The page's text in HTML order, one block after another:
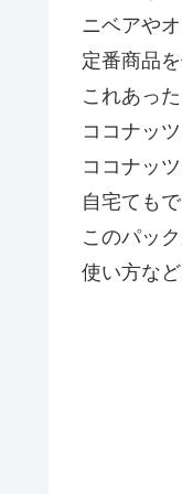
ニベアや
定番商品
これあっ
ココナッ
ココナッ
自宅ても
このパッ
使い方な